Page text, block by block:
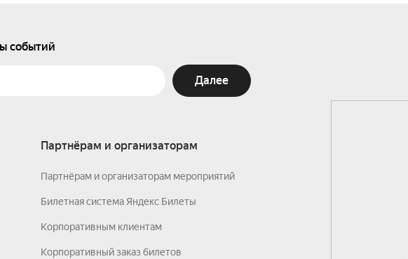
событий
Далее
Партнёрам и организаторам
Партнёрам и организаторам мероприятий
Билетная система Яндекс Билеты
Корпоративным клиентам
Корпоративный заказ билетов